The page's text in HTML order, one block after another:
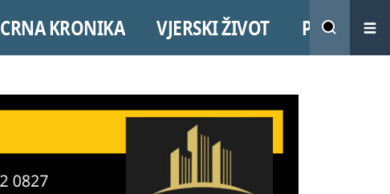
CRNA KRONIKA VJERSKI ŽIVOT PROMO